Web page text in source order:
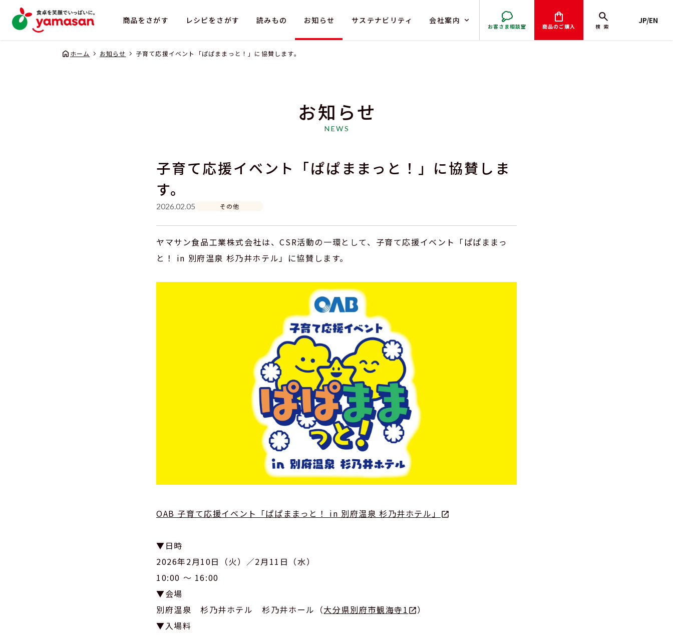
商品をさがす レシピをさがす 読みもの お知らせ サステナビリティ 会社案内
採用情報
お客さま相談室 商品のご購入 検索
JP/EN
ホーム お知らせ 子育て応援イベント「ぱぱままっと！」に協賛します。
お知らせ
NEWS
子育て応援イベント「ぱぱままっと！」に協賛しま
す。
2026.02.05 その他
ヤマサン食品工業株式会社は、CSR活動の一環として、子育て応援イベント「ぱぱままっ
と！ in 別府温泉 杉乃井ホテル」に協賛します。
OAB 子育て応援イベント「ぱぱままっと！ in 別府温泉 杉乃井ホテル」
▼日時
2026年2月10日（火）／2月11日（水）
10:00 ～ 16:00
▼会場
別府温泉 杉乃井ホテル 杉乃井ホール（大分県別府市観海寺1
）
▼入場料